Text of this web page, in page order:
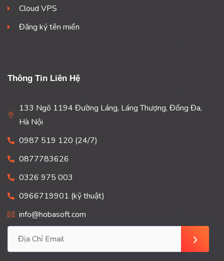
Cloud VPS
Đăng ký tên miền
Thông Tin Liên Hệ
133 Ngõ 1194 Đường Láng, Láng Thượng, Đống Đa,
Hà Nội
0987 519 120 (24/7)
0877783626
0326 975 003
0966719901 (kỹ thuật)
info@hobasoft.com